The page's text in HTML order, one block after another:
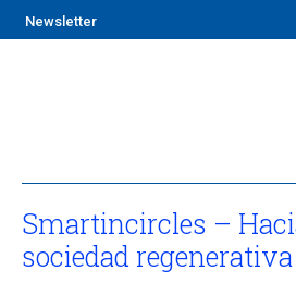
Newsletter
Smartincircles –
sociedad regenerativa